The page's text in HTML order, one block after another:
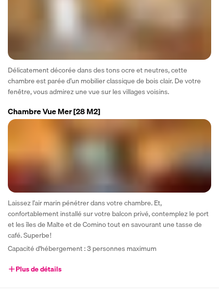
Délicatement décorée dans des tons ocre et neutres, cette
chambre est parée d’un mobilier classique de bois clair. De votre
fenêtre, vous admirez une vue sur les villages voisins.
Chambre Vue Mer[28 M2]
Laissez l’air marin pénétrer dans votre chambre. Et,
confortablement installé sur votre balcon privé, contemplez le port
et les îles de Malte et de Comino tout en savourant une tasse de
café. Superbe !
Capacité d'hébergement : 3 personnes maximum
Plus de détails